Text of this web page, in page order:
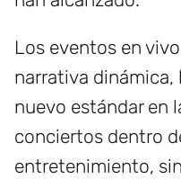
Los eventos en
narrativa
nuevo estándar en
conciertos dentro
entretenimiento,